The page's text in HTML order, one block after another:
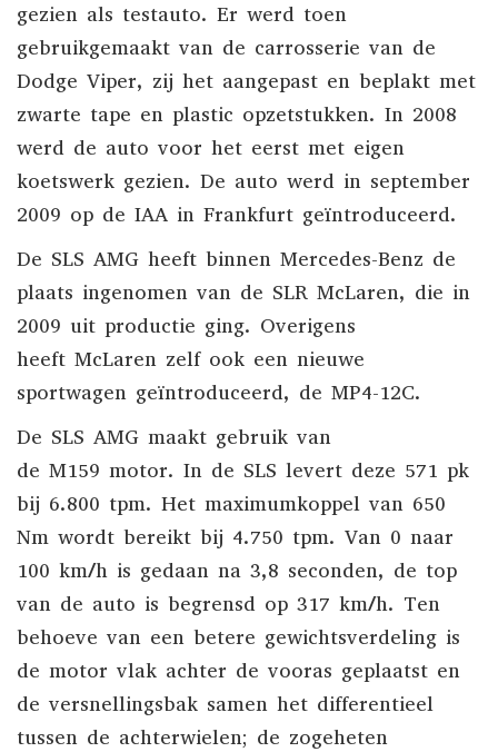
gezien als testauto. Er werd toen
gebruikgemaakt van de carrosserie van de
Dodge Viper, zij het aangepast en beplakt met
zwarte tape en plastic opzetstukken. In 2008
werd de auto voor het eerst met eigen
koetswerk gezien. De auto werd in september
2009 op de IAA in Frankfurt geïntroduceerd.
De SLS AMG heeft binnen Mercedes-Benz de
plaats ingenomen van de SLR McLaren, die in
2009 uit productie ging. Overigens
heeft McLaren zelf ook een nieuwe
sportwagen geïntroduceerd, de MP4-12C.
De SLS AMG maakt gebruik van
de M159 motor. In de SLS levert deze 571 pk
bij 6.800 tpm. Het maximumkoppel van 650
Nm wordt bereikt bij 4.750 tpm. Van 0 naar
100 km/h is gedaan na 3,8 seconden, de top
van de auto is begrensd op 317 km/h. Ten
behoeve van een betere gewichtsverdeling is
de motor vlak achter de vooras geplaatst en
de versnellingsbak samen het differentieel
tussen de achterwielen; de zogeheten